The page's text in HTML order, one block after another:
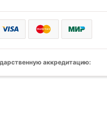
аккредитацию: